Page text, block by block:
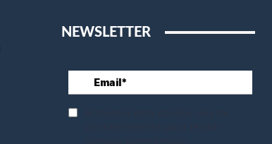
NEWSLETTER